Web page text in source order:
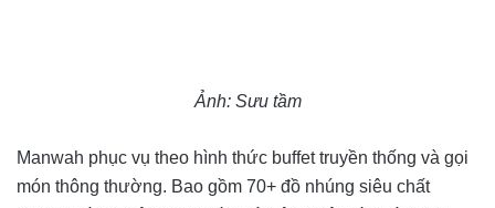
Ảnh: Sưu tầm
Manwah phục vụ theo hình thức buffet truyền thống và gọi
món thông thường. Bao gồm 70+ đồ nhúng siêu chất